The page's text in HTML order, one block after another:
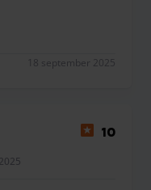
18 september 2025
10